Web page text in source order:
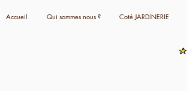
Accueil Qui sommes nous ? Coté JARDINERIE